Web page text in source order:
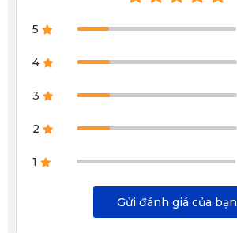
5
4
3
2
1
Gửi đánh giá của bạn